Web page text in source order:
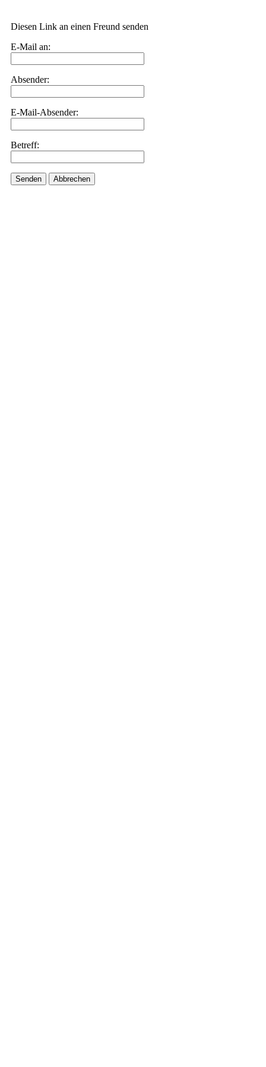
Diesen Link an einen Freund senden
E-Mail an:
Absender:
E-Mail-Absender:
Betreff:
Senden Abbrechen